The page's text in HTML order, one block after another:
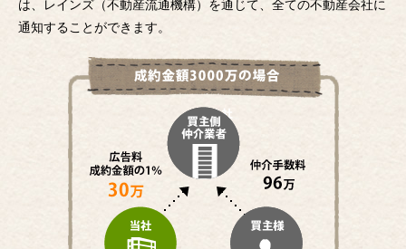
は、レインズ（不動産流通機構）を通じて、全ての不動産会社に
通知することができます。